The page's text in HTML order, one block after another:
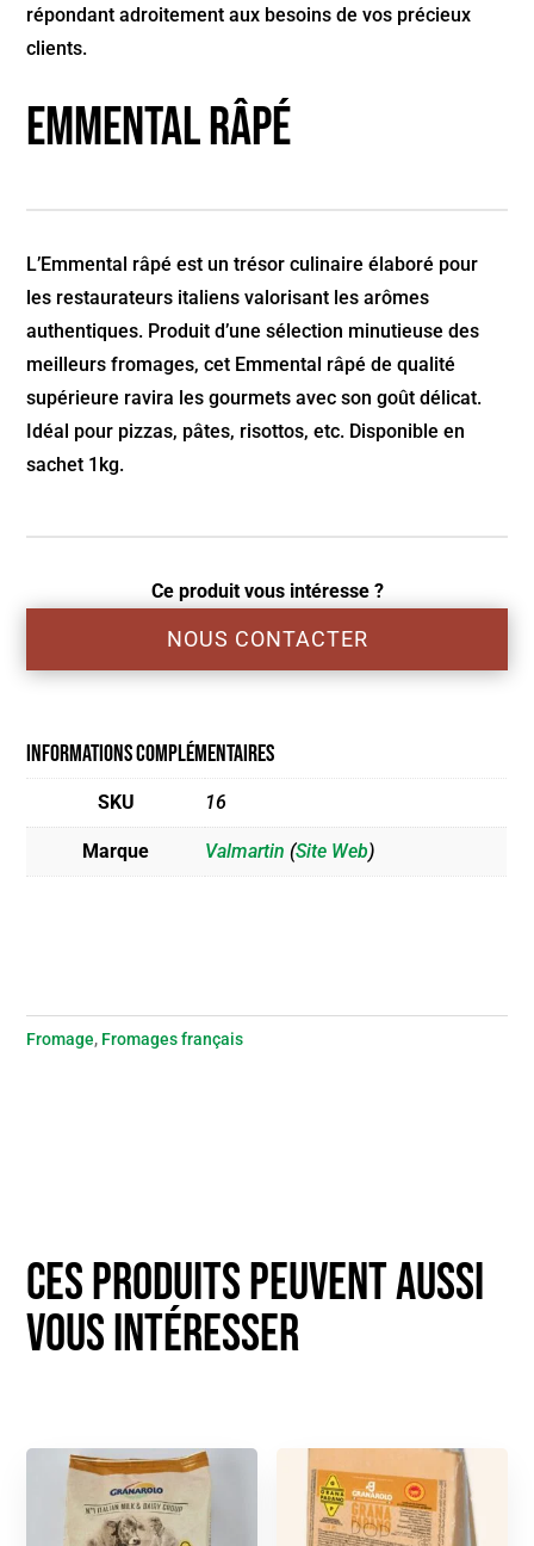
répondant adroitement aux besoins de vos précieux
clients.
Emmental râpé
L’Emmental râpé est un trésor culinaire élaboré pour
les restaurateurs italiens valorisant les arômes
authentiques. Produit d’une sélection minutieuse des
meilleurs fromages, cet Emmental râpé de qualité
supérieure ravira les gourmets avec son goût délicat.
Idéal pour pizzas, pâtes, risottos, etc. Disponible en
sachet 1kg.
Ce produit vous intéresse ?
NOUS CONTACTER
Informations complémentaires
SKU 16
Marque Valmartin (Site Web)
Fromage, Fromages français